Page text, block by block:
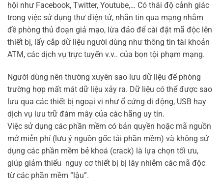
hội như Facebook, Twitter, Youtube,… Có thái độ cảnh giác
trong việc sử dụng thư điện tử, nhắn tin qua mạng nhằm
đề phòng thủ đoạn giả mạo, lừa đảo để cài đặt mã độc lên
thiết bị, lấy cắp dữ liệu người dùng như thông tin tài khoản
ATM, các dịch vụ trực tuyến v.v.. của bọn tội phạm mạng.
Người dùng nên thường xuyên sao lưu dữ liệu để phòng
trường hợp mất mát dữ liệu xảy ra. Dữ liệu có thể được sao
lưu qua các thiết bị ngoại vi như ổ cứng di động, USB hay
dịch vụ lưu trữ đám mây của các hãng uy tín.
Việc sử dụng các phần mềm có bản quyền hoặc mã nguồn
mở miễn phí (lưu ý nguồn gốc tải phần mềm) và không sử
dụng các phần mềm bẻ khoá (crack) là lựa chọn tối ưu,
giúp giảm thiểu nguy cơ thiết bị bị lây nhiễm các mã độc
từ các phần mềm “lậu”.